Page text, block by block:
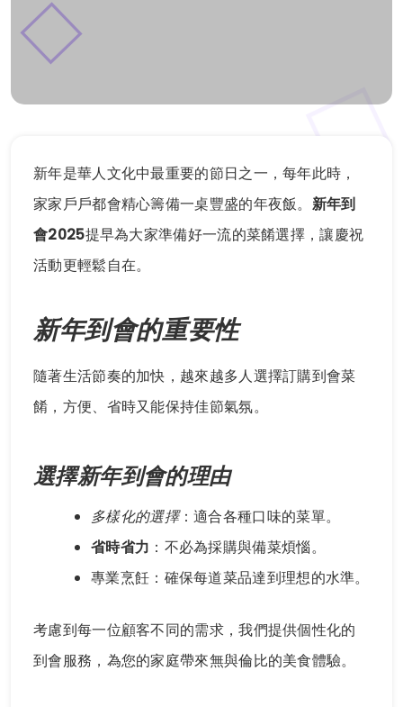
新年是華人文化中最重要的節日之一，每年此時，
家家戶戶都會精心籌備一桌豐盛的年夜飯。 新年到
會2025提早為大家準備好一流的菜餚選擇，讓慶祝
活動更輕鬆自在。
新年到會的重要性
隨著生活節奏的加快，越來越多人選擇訂購到會菜
餚，方便、省時又能保持佳節氣氛。
選擇新年到會的理由
多樣化的選擇：適合各種口味的菜單。
省時省力 ：不必為採購與備菜煩惱。
專業烹飪：確保每道菜品達到理想的水準。
考慮到每一位顧客不同的需求，我們提供個性化的
到會服務，為您的家庭帶來無與倫比的美食體驗。